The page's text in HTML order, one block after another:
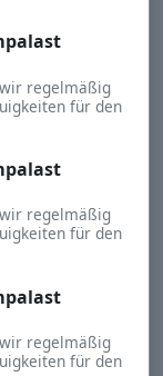
regelmäßig
für den
regelmäßig
für den
regelmäßig
für den